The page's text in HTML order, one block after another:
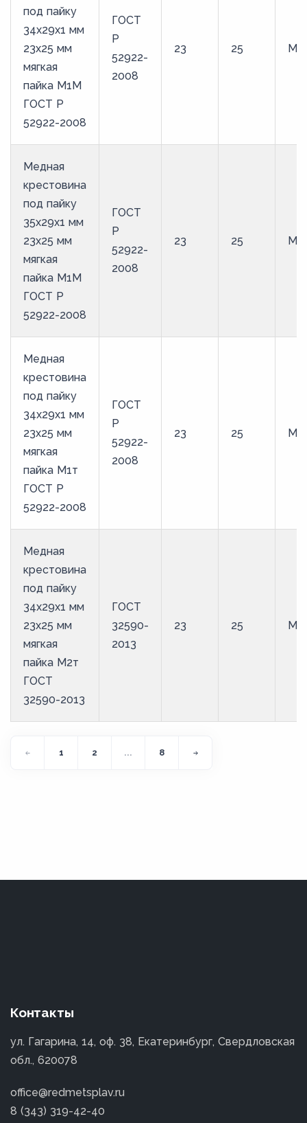
под пайку
34х29х1 мм
23х25 мм
мягкая
пайка М1М
ГОСТ Р
52922-2008
ГОСТ
Р
52922-
2008
23 25
Медная
крестовина
под пайку
35х29х1 мм
23х25 мм
мягкая
пайка М1М
ГОСТ Р
52922-2008
ГОСТ
Р
52922-
2008
23 25
Медная
крестовина
под пайку
34х29х1 мм
23х25 мм
мягкая
пайка М1т
ГОСТ Р
52922-2008
ГОСТ
Р
52922-
2008
23 25
Медная
крестовина
под пайку
34х29х1 мм
23х25 мм
мягкая
пайка М2т
ГОСТ
32590-2013
ГОСТ
32590-
2013
23 25
1 2 ... 8
Контакты
ул. Гагарина, 14, оф. 38, Екатеринбург, Свердловская
обл., 620078
office@redmetsplav.ru
8 (343) 319-42-40